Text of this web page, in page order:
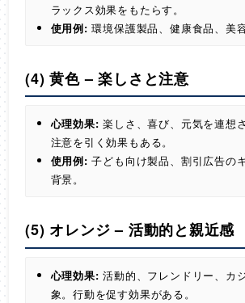
ラックス効果をもたらす。
使用例: 環境保護製品、健康食品、美容
(4) 黄色 – 楽しさと注意
心理効果: 楽しさ、喜び、元気を連想
注意を引く効果もある。
使用例: 子ども向け製品、割引広告の
背景。
(5) オレンジ – 活動的と親近感
心理効果: 活動的、フレンドリー、カ
象。行動を促す効果がある。